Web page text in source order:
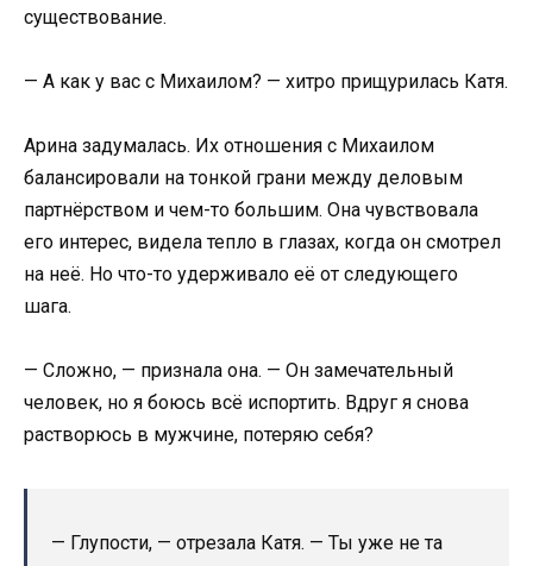
существование.
— А как у вас с Михаилом? — хитро прищурилась Катя.
Арина задумалась. Их отношения с Михаилом
балансировали на тонкой грани между деловым
партнёрством и чем-то большим. Она чувствовала
его интерес, видела тепло в глазах, когда он смотрел
на неё. Но что-то удерживало её от следующего
шага.
— Сложно, — признала она. — Он замечательный
человек, но я боюсь всё испортить. Вдруг я снова
растворюсь в мужчине, потеряю себя?
— Глупости, — отрезала Катя. — Ты уже не та